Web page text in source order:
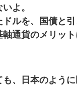
よ。
ルを、国債と
通貨のメリッ
も、日本のよう